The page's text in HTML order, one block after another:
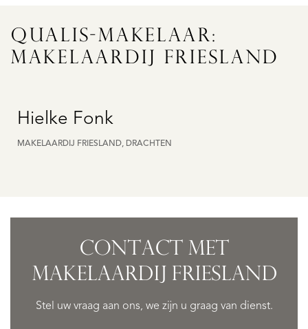
QUALIS-MAKELAAR:
MAKELAARDIJ FRIESLAND
Hielke Fonk
MAKELAARDIJ FRIESLAND, DRACHTEN
CONTACT MET
MAKELAARDIJ FRIESLAND
Stel uw vraag aan ons, we zijn u graag van dienst.